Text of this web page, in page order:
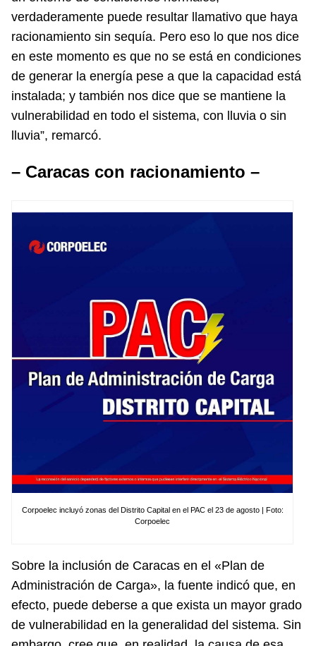
verdaderamente puede resultar llamativo que haya
racionamiento sin sequía. Pero eso lo que nos dice
en este momento es que no se está en condiciones
de generar la energía pese a que la capacidad está
instalada; y también nos dice que se mantiene la
vulnerabilidad en todo el sistema, con lluvia o sin
lluvia”, remarcó.
– Caracas con racionamiento –
Corpoelec incluyó zonas del Distrito Capital en el PAC el 23 de agosto | Foto:
Corpoelec
Sobre la inclusión de Caracas en el «Plan de
Administración de Carga», la fuente indicó que, en
efecto, puede deberse a que exista un mayor grado
de vulnerabilidad en la generalidad del sistema. Sin